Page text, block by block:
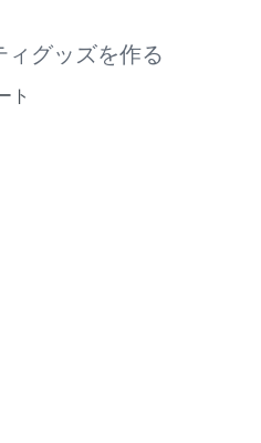
グッズを作る
ト